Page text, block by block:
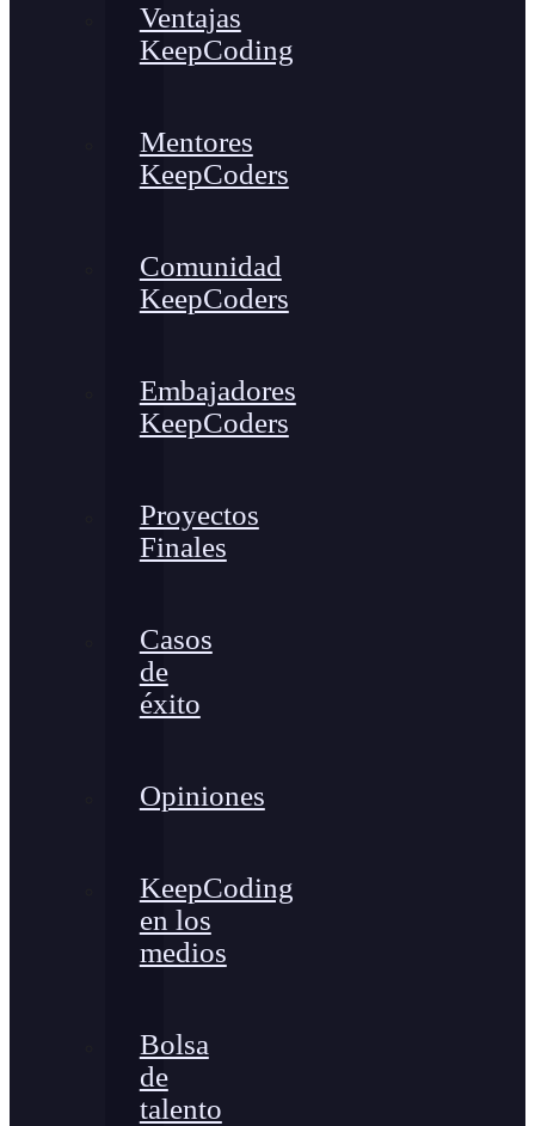
Ventajas
KeepCoding
Mentores
KeepCoders
Comunidad
KeepCoders
Embajadores
KeepCoders
Proyectos
Finales
Casos
de
éxito
Opiniones
KeepCoding
en los
medios
Bolsa
de
talento